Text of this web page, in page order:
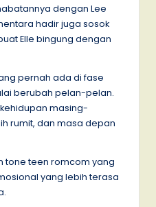
dengan Lee
hadir juga sosok
Elle bingung dengan
pernah ada di fase
berubah pelan-pelan.
masing-
rumit, dan masa depan
tone teen romcom yang
yang lebih terasa